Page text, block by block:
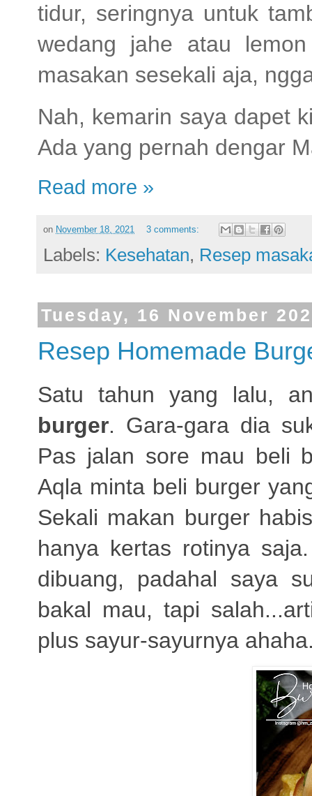
tidur, seringnya untuk
wedang jahe atau
masakan sesekali aja,
Nah, kemarin saya dapet
Ada yang pernah dengar
Read more »
on November 18, 2021 3 comments:
Labels: Kesehatan, Resep
Tuesday, 16 November
Resep Homemade
Satu tahun yang lalu,
burger. Gara-gara dia
Pas jalan sore mau beli
Aqla minta beli burger
Sekali makan burger
hanya kertas rotinya
dibuang, padahal saya
bakal mau, tapi
plus sayur-sayurnya